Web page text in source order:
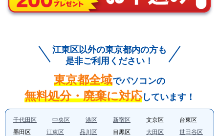
江東区以外の東京都内の方も
是非ご利用ください！
東京都全域でパソコンの
無料処分・廃棄に対応しています！
千代田区 中央区 港区 新宿区 文京区
台東区
墨田区
江東区 品川区 目黒区 大田区
世田谷区